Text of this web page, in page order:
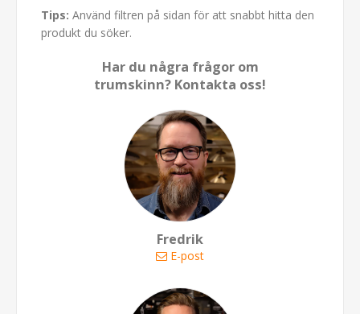
Tips: Använd filtren på sidan för att snabbt hitta den
produkt du söker.
Har du några frågor om
trumskinn? Kontakta oss!
Fredrik
E-post